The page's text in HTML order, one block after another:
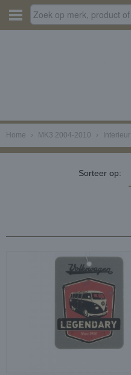
Home › MK3 2004-2010 › Interieur
Sorteer op: